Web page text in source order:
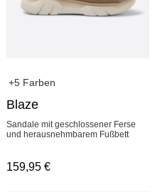
+5 Farben
Blaze
Sandale mit geschlossener Ferse
und herausnehmbarem Fußbett
159,95€